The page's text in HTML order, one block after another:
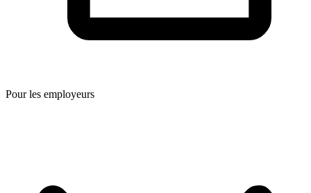
Pour les employeurs